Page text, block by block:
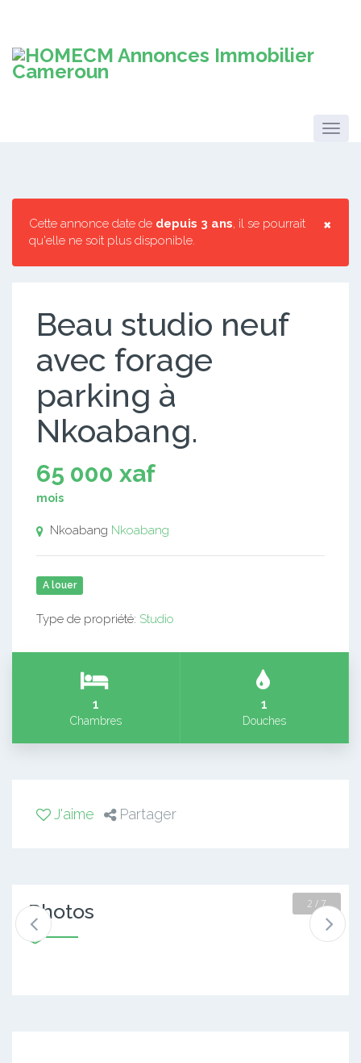
×
Cette annonce date de depuis 3 ans, il se pourrait
qu'elle ne soit plus disponible.
Beau studio neuf
avec forage
parking à
Nkoabang.
65 000 xaf
mois
Nkoabang Nkoabang
A louer
Type de propriété: Studio
1
Chambres
1
Douches
J'aime Partager
Photos 2 / 7